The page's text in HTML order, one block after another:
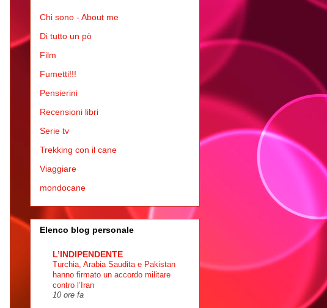
Chi sono - About me
Di tutto un pò
Film
Fumetti!!!
Pensierini
Recensioni libri
Serie tv
Trekking con il cane
Viaggiare
mondocane
Elenco blog personale
L’INDIPENDENTE
Turchia, Arabia Saudita e Pakistan
hanno firmato un accordo militare
contro l’Iran
10 ore fa